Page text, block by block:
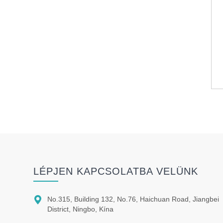
LÉPJEN KAPCSOLATBA VELÜNK

No.315, Building 132, No.76, Haichuan Road, Jiangbei
District, Ningbo, Kína